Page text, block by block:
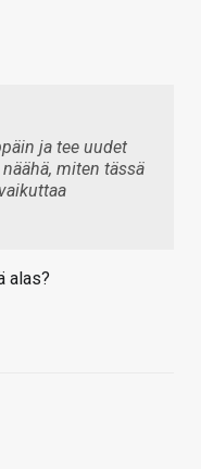
ja tee uudet
miten tässä
alas?